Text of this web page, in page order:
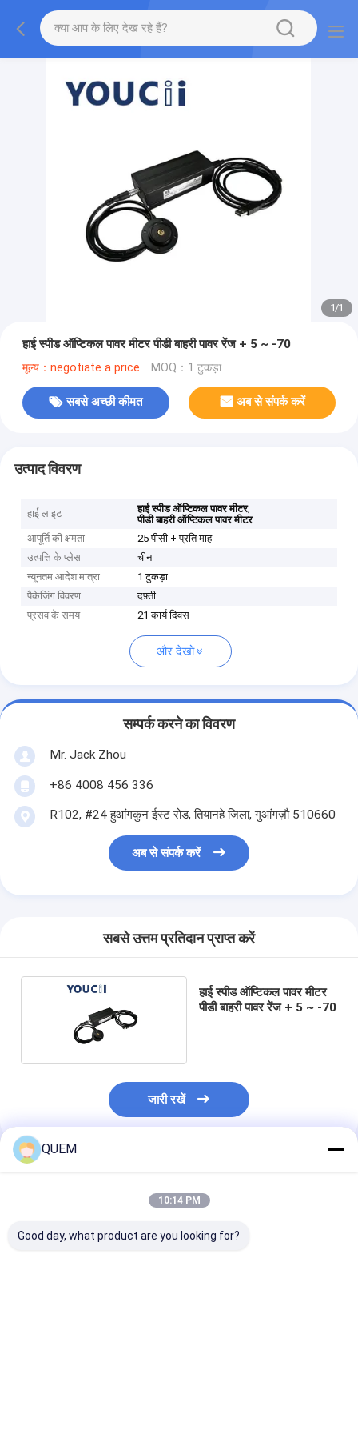
1/1
हाई स्पीड ऑप्टिकल पावर मीटर पीडी बाहरी पावर रेंज + 5 ~ -70
मूल्य：negotiate a price MOQ：1 टुकड़ा
सबसे अच्छी कीमत अब से संपर्क करें
उत्पाद विवरण
हाई लाइट हाई स्पीड ऑप्टिकल पावर मीटर,
पीडी बाहरी ऑप्टिकल पावर मीटर
आपूर्ति की क्षमता
25 पीसी + प्रति माह
उत्पत्ति के प्लेस
चीन
न्यूनतम आदेश मात्रा
1 टुकड़ा
पैकेजिंग विवरण
दफ़्ती
प्रसव के समय
21 कार्य दिवस
और देखो
सम्पर्क करने का विवरण
Mr. Jack Zhou
+86 4008 456 336
R102, #24 हुआंगकुन ईस्ट रोड, तियानहे जिला, गुआंगज़ौ 510660
अब से संपर्क करें
सबसे उत्तम प्रतिदान प्राप्त करें
हाई स्पीड ऑप्टिकल पावर मीटर
पीडी बाहरी पावर रेंज + 5 ~ -70
जारी रखें
अनुशंसित उत्पाद
QUEM
10:14 PM
Good day, what product are you looking for?